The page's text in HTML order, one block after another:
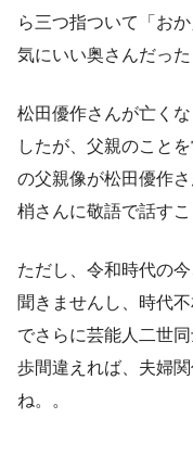
ら三つ指ついて「お
気にいい奥さんだった
松田優作さんが亡く
したが、父親のこと
の父親像が松田優作
梢さんに敬語で話す
ただし、令和時代の
聞きませんし、時代
でさらに芸能人二世
歩間違えれば、夫婦
ね。。